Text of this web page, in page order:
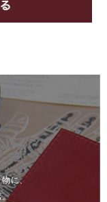
に、
。